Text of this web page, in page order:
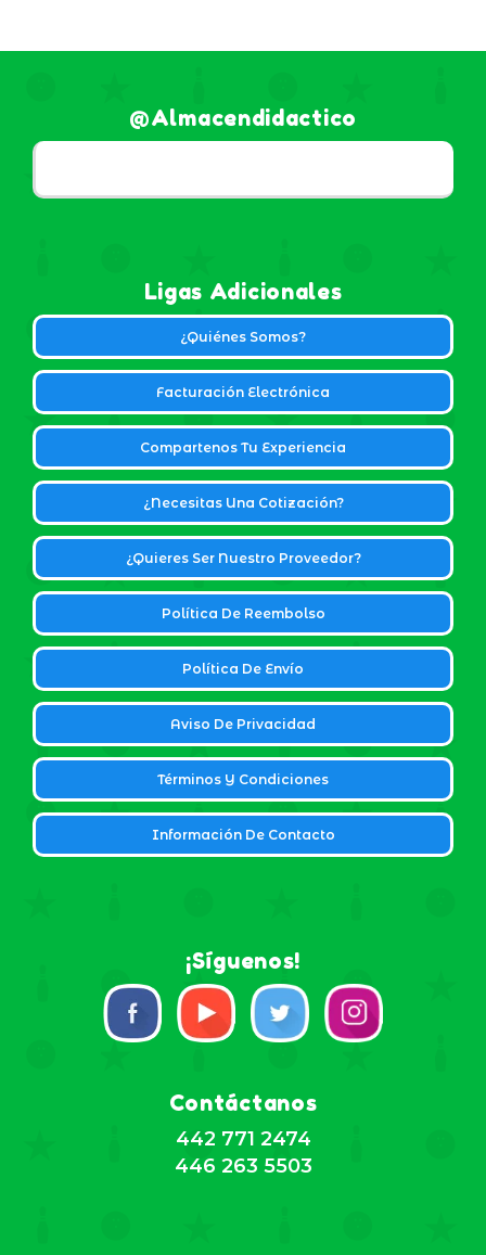
@almacendidactico
Ligas Adicionales
¿Quiénes Somos?
Facturación Electrónica
Compartenos Tu Experiencia
¿Necesitas Una Cotización?
¿Quieres Ser Nuestro Proveedor?
Política De Reembolso
Política De Envío
Aviso De Privacidad
Términos Y Condiciones
Información De Contacto
¡Síguenos!
Contáctanos
442 771 2474
446 263 5503